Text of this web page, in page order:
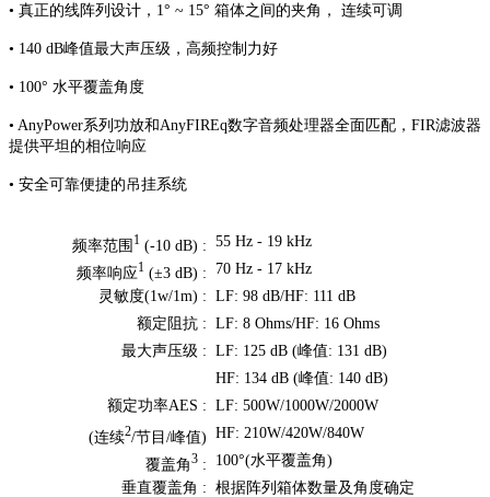
• 真正的线阵列设计，1° ~ 15° 箱体之间的夹角， 连续可调
• 140 dB峰值最大声压级，高频控制力好
• 100° 水平覆盖角度
• AnyPower系列功放和AnyFIREq数字音频处理器全面匹配，FIR滤波器
提供平坦的相位响应
• 安全可靠便捷的吊挂系统
频率范围 1 (-10 dB) : 55 Hz - 19 kHz
频率响应1 (±3 dB) : 70 Hz - 17 kHz
灵敏度(1w/1m) : LF: 98 dB/HF: 111 dB
额定阻抗 : LF: 8 Ohms/HF: 16 Ohms
最大声压级 :
LF: 125 dB (峰值: 131 dB)
HF: 134 dB (峰值: 140 dB)
额定功率AES : LF: 500W/1000W/2000W
(连续2/节目/峰值) HF: 210W/420W/840W
覆盖角3 : 100°(水平覆盖角)
垂直覆盖角 : 根据阵列箱体数量及角度确定